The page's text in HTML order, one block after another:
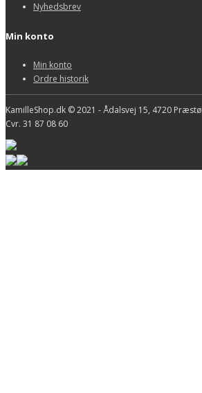
Nyhedsbrev
Min konto
Min konto
Ordre historik
KamilleShop.dk © 2021 - Ådalsvej 15, 4720
Cvr. 31 87 08 60